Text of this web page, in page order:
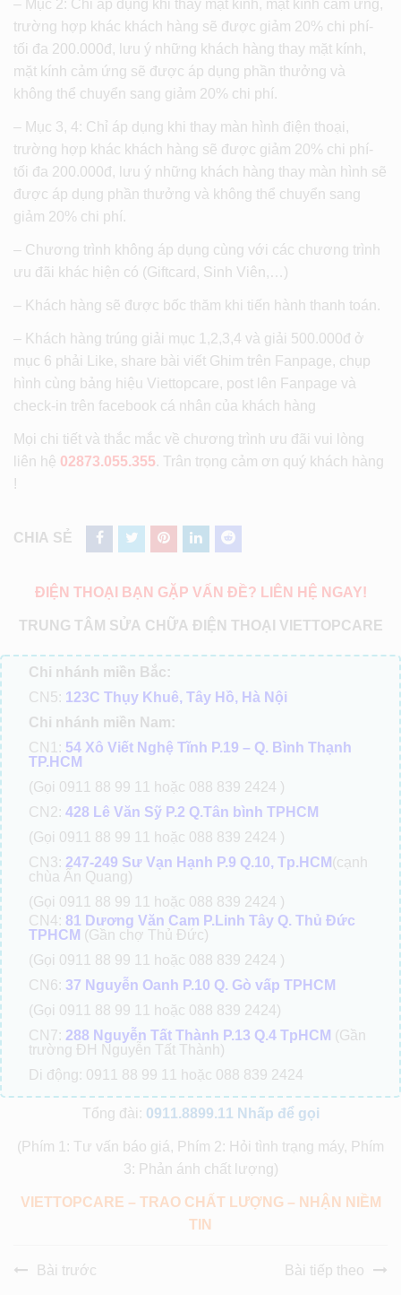
– Mục 2: Chỉ áp dụng khi thay mặt kính, mặt kính cảm ứng,
trường hợp khác khách hàng sẽ được giảm 20% chi phí-
tối đa 200.000đ, lưu ý những khách hàng thay mặt kính,
mặt kính cảm ứng sẽ được áp dụng phần thưởng và
không thể chuyển sang giảm 20% chi phí.
– Mục 3, 4: Chỉ áp dụng khi thay màn hình điện thoại,
trường hợp khác khách hàng sẽ được giảm 20% chi phí-
tối đa 200.000đ, lưu ý những khách hàng thay màn hình sẽ
được áp dụng phần thưởng và không thể chuyển sang
giảm 20% chi phí.
– Chương trình không áp dụng cùng với các chương trình
ưu đãi khác hiện có (Giftcard, Sinh Viên,…)
– Khách hàng sẽ được bốc thăm khi tiến hành thanh toán.
– Khách hàng trúng giải mục 1,2,3,4 và giải 500.000đ ở
mục 6 phải Like, share bài viết Ghim trên Fanpage, chụp
hình cùng bảng hiệu Viettopcare, post lên Fanpage và
check-in trên facebook cá nhân của khách hàng
Mọi chi tiết và thắc mắc về chương trình ưu đãi vui lòng
liên hệ 02873.055.355. Trân trọng cảm ơn quý khách hàng
!
CHIA SẺ
ĐIỆN THOẠI BẠN GẶP VẤN ĐỀ? LIÊN HỆ NGAY!
TRUNG TÂM SỬA CHỮA ĐIỆN THOẠI VIETTOPCARE
Chi nhánh miền Bắc:
CN5: 123C Thụy Khuê, Tây Hồ, Hà Nội
Chi nhánh miền Nam:
CN1: 54 Xô Viết Nghệ Tĩnh P.19 – Q. Bình Thạnh
TP.HCM
(Gọi 0911 88 99 11 hoặc 088 839 2424 )
CN2: 428 Lê Văn Sỹ P.2 Q.Tân bình TPHCM
(Gọi 0911 88 99 11 hoặc 088 839 2424 )
CN3: 247-249 Sư Vạn Hạnh P.9 Q.10, Tp.HCM (cạnh
chùa Ấn Quang)
(Gọi 0911 88 99 11 hoặc 088 839 2424 )
CN4: 81 Dương Văn Cam P.Linh Tây Q. Thủ Đức
TPHCM (Gần chợ Thủ Đức)
(Gọi 0911 88 99 11 hoặc 088 839 2424 )
CN6: 37 Nguyễn Oanh P.10 Q. Gò vấp TPHCM
(Gọi 0911 88 99 11 hoặc 088 839 2424)
CN7: 288 Nguyễn Tất Thành P.13 Q.4 TpHCM (Gần
trường ĐH Nguyễn Tất Thành)
Di động: 0911 88 99 11 hoặc 088 839 2424
Tổng đài: 0911.8899.11 Nhấp để gọi
(Phím 1: Tư vấn báo giá, Phím 2: Hỏi tình trạng máy, Phím
3: Phản ánh chất lượng)
VIETTOPCARE – TRAO CHẤT LƯỢNG – NHẬN NIỀM
TIN
Bài trước Bài tiếp theo